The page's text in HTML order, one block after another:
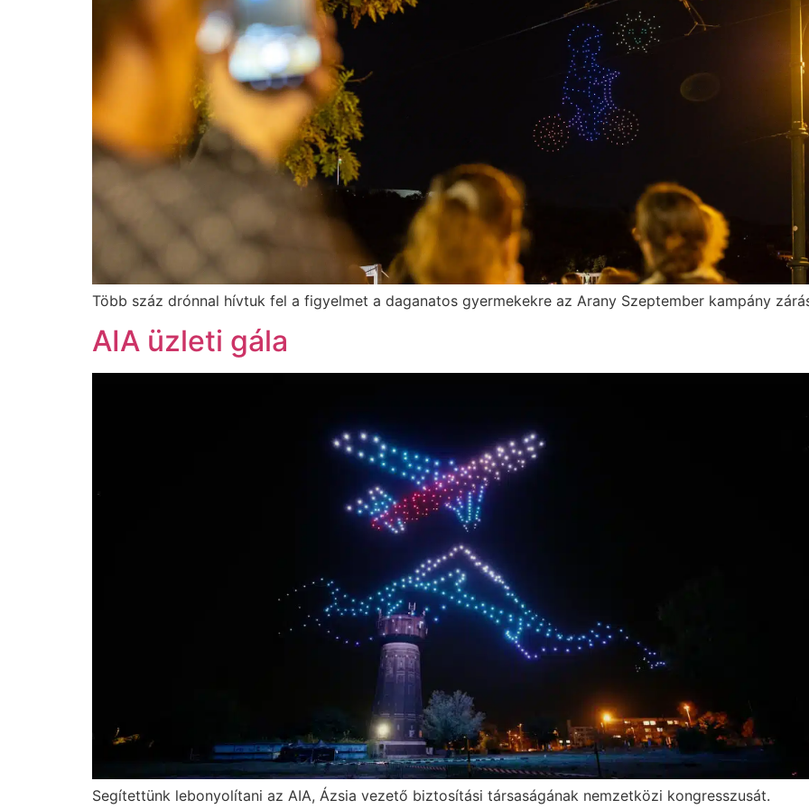
Több száz drónnal hívtuk fel a figyelmet a daganatos gyermekekre az Arany Szeptember kampány
AIA üzleti gála
Segítettünk lebonyolítani az AIA, Ázsia vezető biztosítási társaságának nemzetközi kongresszusát.